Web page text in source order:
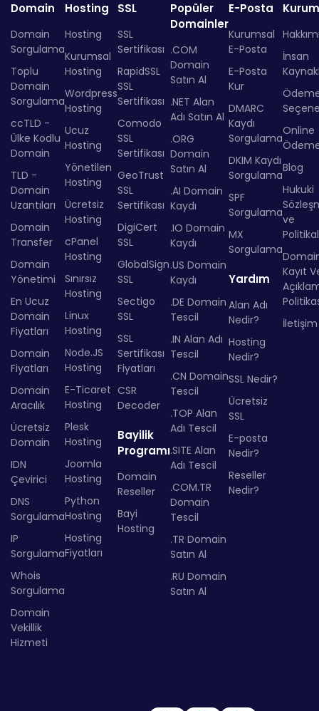
Domain
Domain
Sorgulama
Toplu
Domain
Sorgulama
ccTLD -
Ülke Kodlu
Domain
TLD -
Domain
Uzantıları
Domain
Transfer
Domain
Yönetimi
En Ucuz
Domain
Fiyatları
Domain
Fiyatları
Domain
Aracılık
Ücretsiz
Domain
IDN
Çevirici
DNS
Sorgulama
IP
Sorgulama
Whois
Sorgulama
Domain
Vekillik
Hizmeti
Hosting
Hosting
Kurumsal
Hosting
Wordpress
Hosting
Ucuz
Hosting
Yönetilen
Hosting
Ücretsiz
Hosting
cPanel
Hosting
Sınırsız
Hosting
Linux
Hosting
Node.JS
Hosting
E-Ticaret
Hosting
Plesk
Hosting
Joomla
Hosting
Python
Hosting
Hosting
Fiyatları
SSL
SSL
Sertifikası
RapidSSL
SSL
Sertifikası
Comodo
SSL
Sertifikası
GeoTrust
SSL
Sertifikası
DigiCert
SSL
GlobalSign
SSL
Sectigo
SSL
SSL
Sertifikası
Fiyatları
CSR
Decoder
Bayilik
Programı
Domain
Reseller
Bayi
Hosting
Popüler
Domainler
.COM
Domain
Satın Al
.NET Alan
Adı Satın Al
.ORG
Domain
Satın Al
.AI Domain
Kaydı
.IO Domain
Kaydı
.US Domain
Kaydı
.DE Domain
Tescil
.IN Alan Adı
Tescil
.CN Domain
Tescil
.TOP Alan
Adı Tescil
.SITE Alan
Adı Tescil
.COM.TR
Domain
Tescil
.TR Domain
Satın Al
.RU Domain
Satın Al
E-Posta
Kurumsal
E-Posta
E-Posta
Kur
DMARC
Kaydı
Sorgulama
DKIM Kaydı
Sorgulama
SPF
Sorgulama
MX
Sorgulama
Yardım
Alan Adı
Nedir?
Hosting
Nedir?
SSL Nedir?
Ücretsiz
SSL
E-posta
Nedir?
Reseller
Nedir?
İnsan
Online
Blog
Hukuki
ve
Kayıt
İletişim